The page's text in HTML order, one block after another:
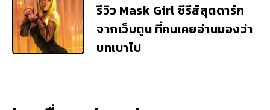
รีวิว Mask Girl ซีรีส์สุดดาร์ก
จากเว็บตูน ที่คนเคยอ่านมองว่า
บทเบาไป